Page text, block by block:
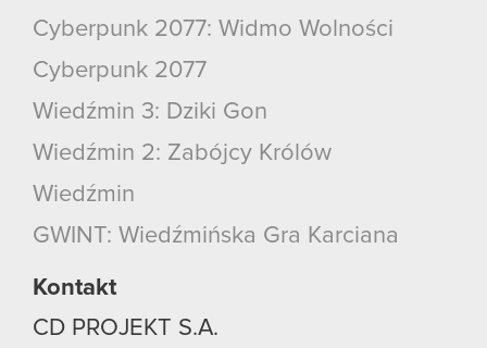
Cyberpunk 2077: Widmo Wolności
Cyberpunk 2077
Wiedźmin 3: Dziki Gon
Wiedźmin 2: Zabójcy Królów
Wiedźmin
GWINT: Wiedźmińska Gra Karciana
Kontakt
CD PROJEKT S.A.